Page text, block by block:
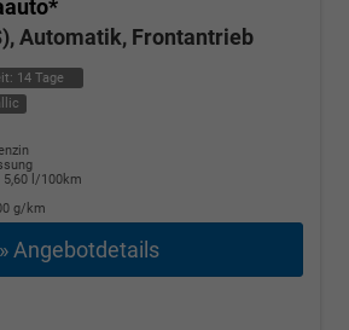
Automatik, Frontantrieb
14 Tage
5,60 l/100km
g/km
» Angebotdetails